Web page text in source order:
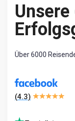
Über 6000
(4.3)